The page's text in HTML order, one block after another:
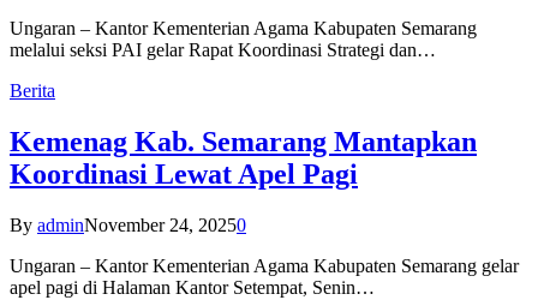
Ungaran – Kantor Kementerian Agama Kabupaten Semarang
melalui seksi PAI gelar Rapat Koordinasi Strategi dan…
Berita
Kemenag Kab. Semarang Mantapkan
Koordinasi Lewat Apel Pagi
By adminNovember 24, 20250
Ungaran – Kantor Kementerian Agama Kabupaten Semarang gelar
apel pagi di Halaman Kantor Setempat, Senin…